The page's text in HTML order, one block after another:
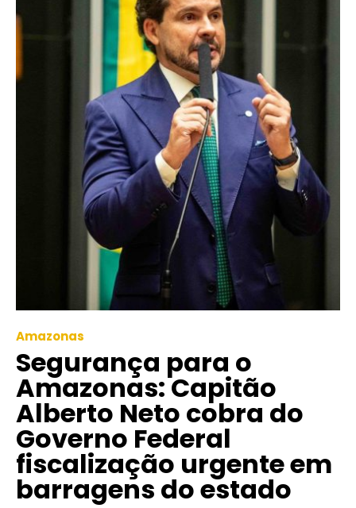
Amazonas
Segurança para o
Amazonas: Capitão
Alberto Neto cobra do
Governo Federal
fiscalização urgente em
barragens do estado